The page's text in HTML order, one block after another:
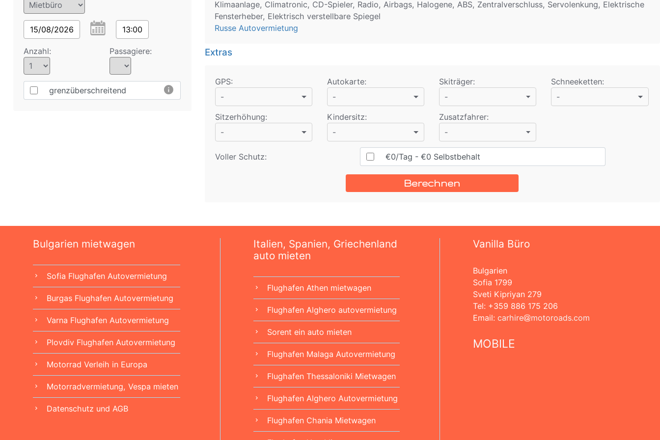
15/08/2026 13:00
Anzahl: Passagiere:
grenzüberschreitend info
Klimaanlage, Climatronic, CD-Spieler, Radio, Airbags, Halogene, ABS, Zentralverschluss, Servolenkung, Elektrische
Fensterheber, Elektrisch verstellbare Spiegel
Russe Autovermietung
Extras
GPS:
-
Autokarte:
-
Skiträger:
-
Schneeketten:
-
Sitzerhöhung:
-
Kindersitz:
-
Zusatzfahrer:
-
Voller Schutz: €0/Tag - €0 Selbstbehalt
Berechnen
Bulgarien mietwagen
chevron_right Sofia Flughafen Autovermietung
chevron_right Burgas Flughafen Autovermietung
chevron_right Varna Flughafen Autovermietung
chevron_right Plovdiv Flughafen Autovermietung
chevron_right Motorrad Verleih in Europa
chevron_right Motorradvermietung, Vespa mieten
chevron_right Datenschutz und AGB
Italien, Spanien, Griechenland
auto mieten
chevron_right Flughafen Athen mietwagen
chevron_right Flughafen Alghero autovermietung
chevron_right Sorent ein auto mieten
chevron_right Flughafen Malaga Autovermietung
chevron_right Flughafen Thessaloniki Mietwagen
chevron_right Flughafen Alghero Autovermietung
chevron_right Flughafen Chania Mietwagen
Vanilla Büro
Bulgarien
Sofia 1799
Sveti Kipriyan 279
Tel: +359 886 175 206
Еmail:carhire motoroads.com
MOBILE